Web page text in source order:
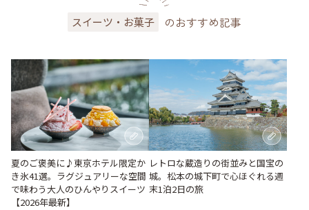
スイーツ・お菓子 のおすすめ記事
夏のご褒美に♪東京ホテル限定か
き氷41選。ラグジュアリーな空間
で味わう大人のひんやりスイーツ
【2026年最新】
レトロな蔵造りの街並みと国宝の
城。松本の城下町で心ほぐれる週
末1泊2日の旅